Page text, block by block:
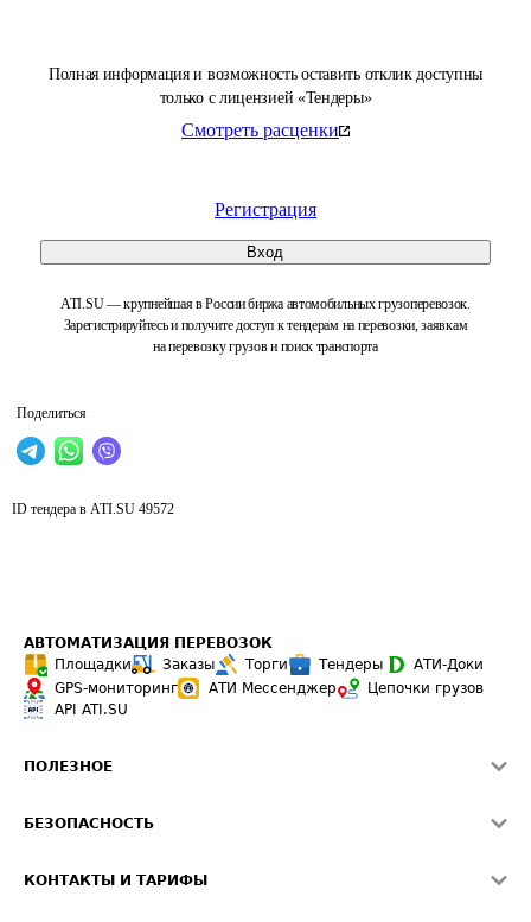
Полная информация и возможность оставить отклик доступны
только с лицензией «Тендеры»
Смотреть расценки
Регистрация
Вход
ATI.SU — крупнейшая в России биржа автомобильных грузоперевозок.
Зарегистрируйтесь и получите доступ к тендерам на перевозки, заявкам
на перевозку грузов и поиск транспорта
Поделиться
ID тендера в ATI.SU 49572
АВТОМАТИЗАЦИЯ ПЕРЕВОЗОК
Площадки
Заказы Торги Тендеры
АТИ-Доки
GPS-мониторинг
АТИ Мессенджер
Цепочки грузов
API ATI.SU
ПОЛЕЗНОЕ
Звезды ATI.SU на вашем сайте
БЕЗОПАСНОСТЬ
КОНТАКТЫ И ТАРИФЫ